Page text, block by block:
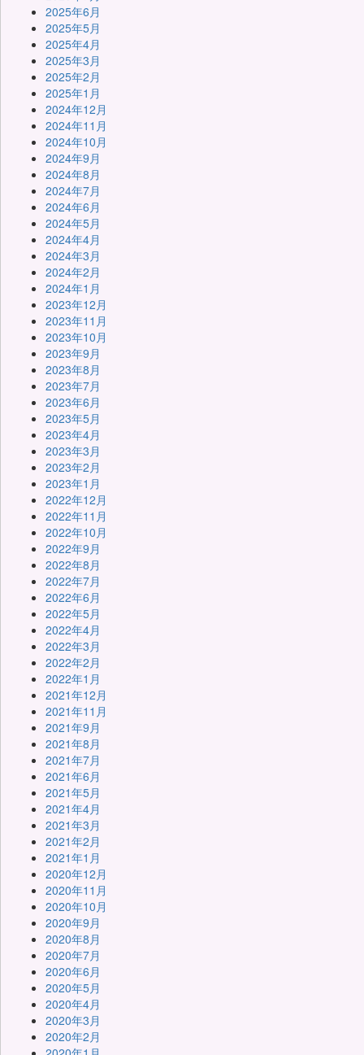
2025年6月
2025年5月
2025年4月
2025年3月
2025年2月
2025年1月
2024年12月
2024年11月
2024年10月
2024年9月
2024年8月
2024年7月
2024年6月
2024年5月
2024年4月
2024年3月
2024年2月
2024年1月
2023年12月
2023年11月
2023年10月
2023年9月
2023年8月
2023年7月
2023年6月
2023年5月
2023年4月
2023年3月
2023年2月
2023年1月
2022年12月
2022年11月
2022年10月
2022年9月
2022年8月
2022年7月
2022年6月
2022年5月
2022年4月
2022年3月
2022年2月
2022年1月
2021年12月
2021年11月
2021年9月
2021年8月
2021年7月
2021年6月
2021年5月
2021年4月
2021年3月
2021年2月
2021年1月
2020年12月
2020年11月
2020年10月
2020年9月
2020年8月
2020年7月
2020年6月
2020年5月
2020年4月
2020年3月
2020年2月